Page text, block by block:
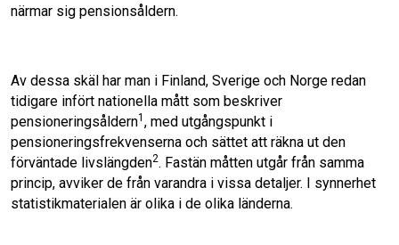
närmar sig pensionsåldern.
Av dessa skäl har man i Finland, Sverige och Norge redan
tidigare infört nationella mått som beskriver
pensioneringsåldern1 , med utgångspunkt i
pensioneringsfrekvenserna och sättet att räkna ut den
förväntade livsläng­den2. Fastän måtten utgår från samma
princip, avviker de från varandra i vissa detaljer. I synnerhet
statistikmaterialen är olika i de oli­ka länderna.